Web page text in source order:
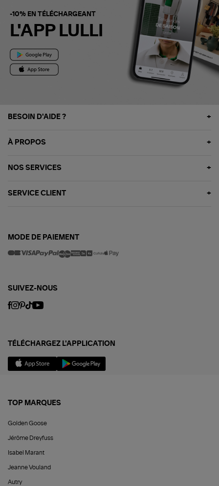
-10% EN TÉLÉCHARGEANT
L'APP LULLI
BESOIN D'AIDE ?
À PROPOS
NOS SERVICES
SERVICE CLIENT
MODE DE PAIEMENT
SUIVEZ-NOUS
TÉLÉCHARGEZ L'APPLICATION
TOP MARQUES
Golden Goose
Jérôme Dreyfuss
Isabel Marant
Jeanne Vouland
Autry